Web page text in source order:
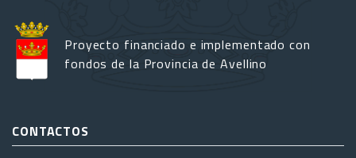
Proyecto financiado e implementado con
fondos de la Provincia de Avellino
CONTACTOS